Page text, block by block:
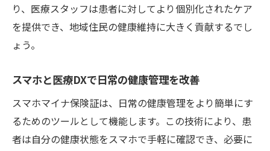
り、医療スタッフは患者に対してより個別化されたケア
を提供でき、地域住民の健康維持に大きく貢献するでし
ょう。
スマホと医療DXで日常の健康管理を改善
スマホマイナ保険証は、日常の健康管理をより簡単にす
るためのツールとして機能します。この技術により、患
者は自分の健康状態をスマホで手軽に確認でき、必要に